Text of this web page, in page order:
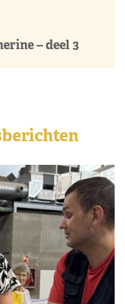
– deel 3